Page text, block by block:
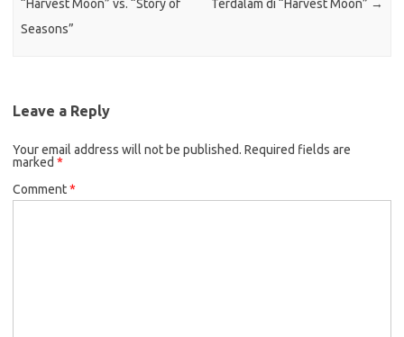
“Harvest Moon” vs. “Story of
Seasons”
Terdalam di “Harvest Moon” →
Leave a Reply
Your email address will not be published. Required fields are
marked *
Comment*